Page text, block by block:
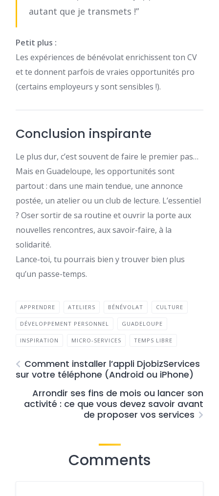
autant que je transmets !”
Petit plus :
Les expériences de bénévolat enrichissent ton CV
et te donnent parfois de vraies opportunités pro
(certains employeurs y sont sensibles !).
Conclusion inspirante
Le plus dur, c’est souvent de faire le premier pas…
Mais en Guadeloupe, les opportunités sont
partout : dans une main tendue, une annonce
postée, un atelier ou un club de lecture. L’essentiel
? Oser sortir de sa routine et ouvrir la porte aux
nouvelles rencontres, aux savoir-faire, à la
solidarité.
Lance-toi, tu pourrais bien y trouver bien plus
qu’un passe-temps.
APPRENDRE ATELIERS BÉNÉVOLAT CULTURE
DÉVELOPPEMENT PERSONNEL GUADELOUPE
INSPIRATION MICRO-SERVICES TEMPS LIBRE
Comment installer l’appli DjobizServices
sur votre téléphone (Android ou iPhone)
Arrondir ses fins de mois ou lancer son
activité : ce que vous devez savoir avant
de proposer vos services
Comments